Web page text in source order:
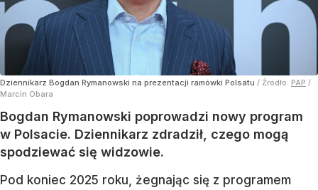
Dziennikarz Bogdan Rymanowski na prezentacji ramówki Polsatu / Źródło: PAP /
Marcin Obara
Bogdan Rymanowski poprowadzi nowy program
w Polsacie. Dziennikarz zdradził, czego mogą
spodziewać się widzowie.
Pod koniec 2025 roku, żegnając się z programem